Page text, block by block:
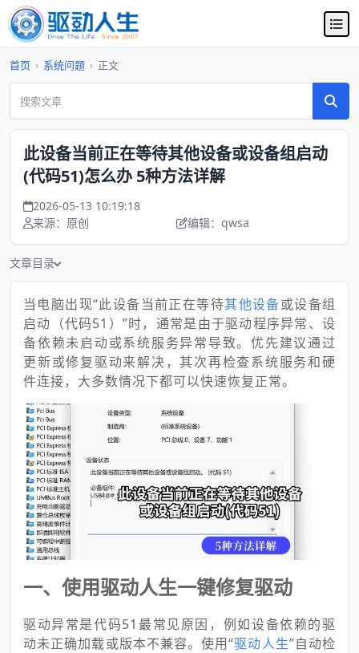
首页 › 系统问题 › 正文
此设备当前正在等待其他设备或设备组启动
(代码51)怎么办 5种方法详解
2026-05-13 10:19:18
来源：原创
编辑：qwsa
文章目录
当电脑出现“此设备当前正在等待其他设备或设备组
启动（代码51）”时，通常是由于驱动程序异常、设
备依赖未启动或系统服务异常导致。优先建议通过
更新或修复驱动来解决，其次再检查系统服务和硬
件连接，大多数情况下都可以快速恢复正常。
一、使用驱动人生一键修复驱动
驱动异常是代码51最常见原因，例如设备依赖的驱
动未正确加载或版本不兼容。使用“驱动人生”自动检